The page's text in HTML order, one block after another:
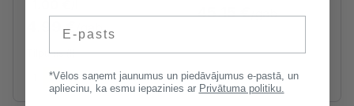
4.99 € /gab
Tilpums (l)
5 10
45.15 €/gab
*Vēlos saņemt jaunumus un piedāvājumus e-pastā, un
apliecinu, ka esmu iepazinies ar Privātuma politiku.